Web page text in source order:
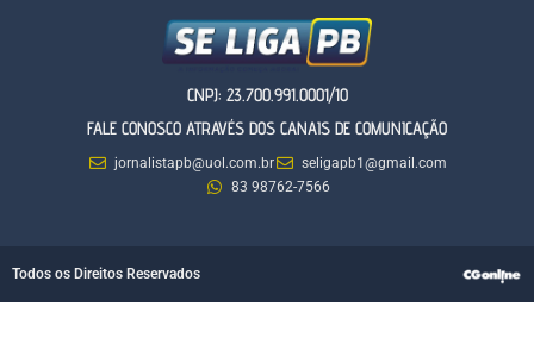
CNPJ: 23.700.991.0001/10
FALE CONOSCO ATRAVÉS DOS CANAIS DE COMUNICAÇÃO
jornalistapb@uol.com.br
seligapb1@gmail.com
83 98762-7566
Todos os Direitos Reservados